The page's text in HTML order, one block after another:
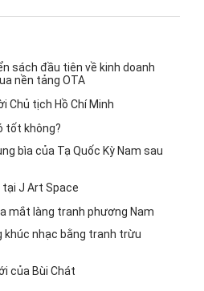
sách đầu tiên về kinh doanh
nền tảng OTA
Chủ tịch Hồ Chí Minh
tốt không?
bìa của Tạ Quốc Kỳ Nam sau
tại J Art Space
mắt làng tranh phương Nam
khúc nhạc bằng tranh trừu
của Bùi Chát